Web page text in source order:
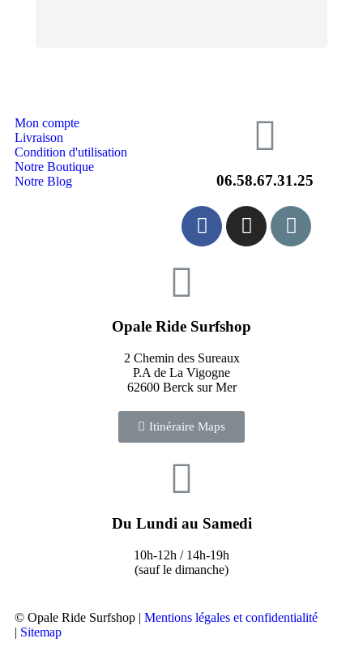
Mon compte
Livraison
Condition d'utilisation
Notre Boutique
Notre Blog
06.58.67.31.25
Opale Ride Surfshop
2 Chemin des Sureaux
P.A de La Vigogne
62600 Berck sur Mer
Itinéraire Maps
Du Lundi au Samedi
10h-12h / 14h-19h
(sauf le dimanche)
© Opale Ride Surfshop | Mentions légales et confidentialité
| Sitemap